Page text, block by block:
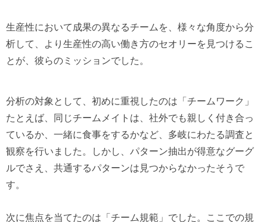
生産性において成果の異なるチームを、様々な角度から分
析して、より生産性の高い働き方のセオリーを見つけるこ
とが、彼らのミッションでした。
分析の対象として、初めに重視したのは「チームワーク」
たとえば、同じチームメイトは、社外でも親しく付き合っ
ているか、一緒に食事をするかなど、多岐にわたる調査と
観察を行いました。しかし、パターン抽出が得意なグーグ
ルでさえ、共通するパターンは見つからなかったそうで
す。
次に焦点を当てたのは「チーム規範」でした。ここでの規